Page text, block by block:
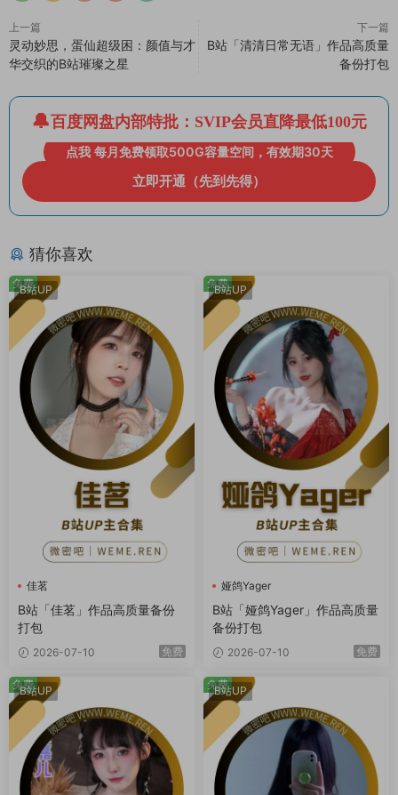
上一篇
灵动妙思，蛋仙超级困：颜值与才
华交织的B站璀璨之星
下一篇
B站「清清日常无语」作品高质量
备份打包
百度网盘内部特批：SVIP会员直降最低100元
点我 每月免费领取500G容量空间，有效期30天
立即开通（先到先得）
猜你喜欢
B站UP
佳茗
B站「佳茗」作品高质量备份
打包
2026-07-10 免费
免费 B站UP
娅鸽Yager
B站「娅鸽Yager」作品高质量
备份打包
2026-07-10 免费
免费
B站UP
免费 B站UP
免费